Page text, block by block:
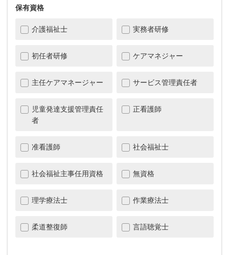
保有資格
介護福祉士 実務者研修
初任者研修 ケアマネジャー
主任ケアマネージャー サービス管理責任者
児童発達支援管理責任
者
正看護師
准看護師 社会福祉士
社会福祉主事任用資格 無資格
理学療法士 作業療法士
柔道整復師 言語聴覚士